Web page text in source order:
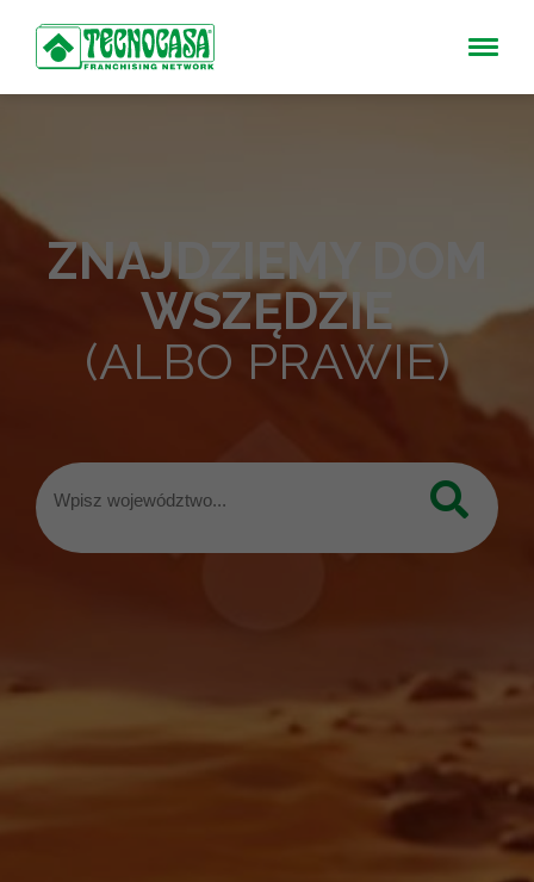
ZNAJDZIEMY DOM
WSZĘDZIE
(ALBO PRAWIE)